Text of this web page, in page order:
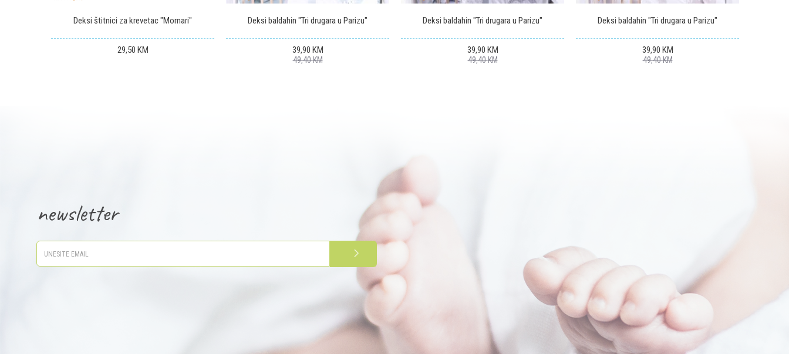
Deksi štitnici za krevetac "Mornari"
29,50 KM
Deksi baldahin "Tri drugara u Parizu"
39,90 KM
49,40KM
Deksi baldahin "Tri drugara u Parizu"
39,90 KM
49,40KM
Deksi baldahin "Tri drugara u Parizu"
39,90 KM
49,40KM
newsletter
PRIJAVITE SE